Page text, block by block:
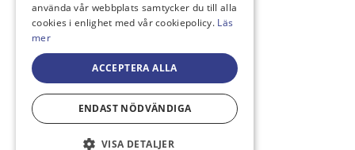
använda vår webbplats samtycker du till alla
cookies i enlighet med vår cookiepolicy. Läs
mer
ACCEPTERA ALLA
ENDAST NÖDVÄNDIGA
VISA DETALJER